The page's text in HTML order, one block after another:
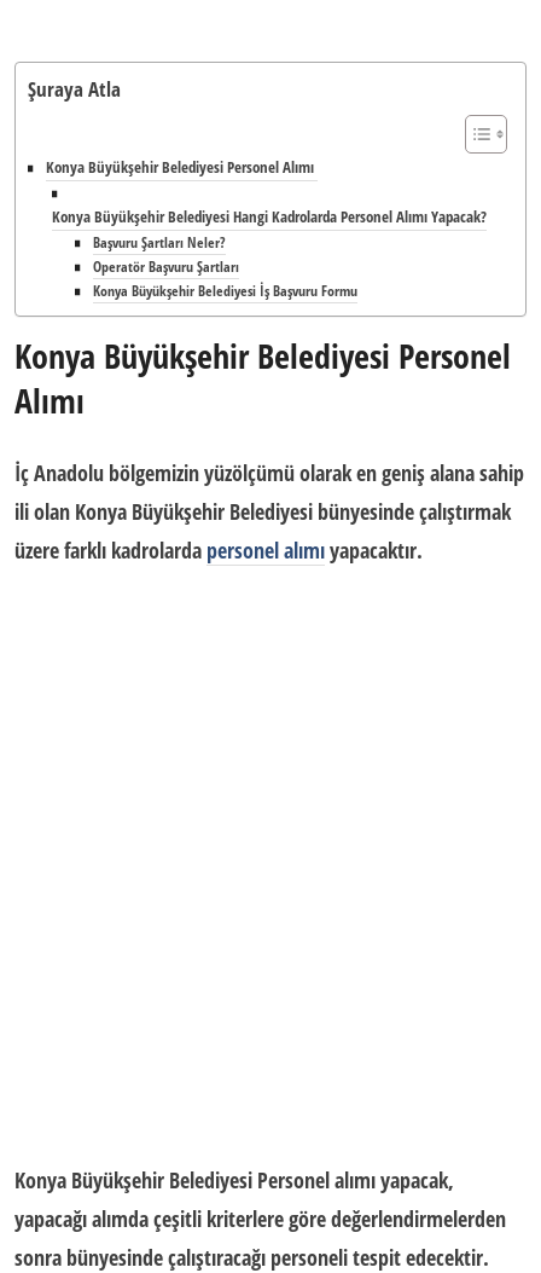
Şuraya Atla
Konya Büyükşehir Belediyesi Personel Alımı
Konya Büyükşehir Belediyesi Hangi Kadrolarda Personel Alımı Yapacak?
Başvuru Şartları Neler?
Operatör Başvuru Şartları
Konya Büyükşehir Belediyesi İş Başvuru Formu
Konya Büyükşehir Belediyesi Personel
Alımı
İç Anadolu bölgemizin yüzölçümü olarak en geniş alana sahip
ili olan Konya Büyükşehir Belediyesi bünyesinde çalıştırmak
üzere farklı kadrolarda personel alımıyapacaktır.
Konya Büyükşehir Belediyesi Personel alımıyapacak,
yapacağı alımda çeşitli kriterlere göre değerlendirmelerden
sonra bünyesinde çalıştıracağı personeli tespit edecektir.